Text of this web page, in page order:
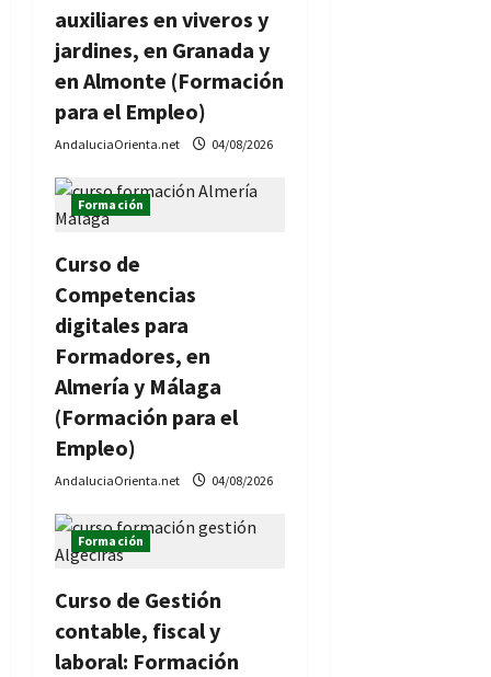
a
s
auxiliares en viveros y
jardines, en Granada y
en Almonte (Formación
para el Empleo)
AndaluciaOrienta.net 04/08/2026
Formación
Curso de
Competencias
digitales para
Formadores, en
Almería y Málaga
(Formación para el
Empleo)
AndaluciaOrienta.net 04/08/2026
Formación
Curso de Gestión
contable, fiscal y
laboral: Formación